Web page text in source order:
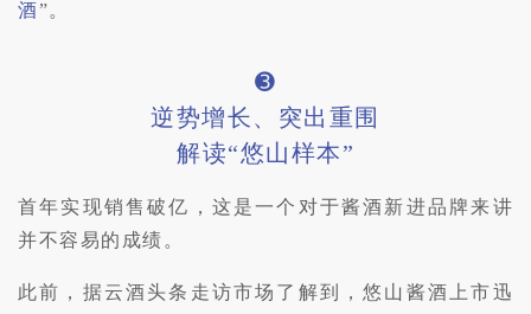
酒”。
➌
逆势增长、突出重围
解读“悠山样本”
首年实现销售破亿，这是一个对于酱酒新进品牌来讲
并不容易的成绩。
此前，据云酒头条走访市场了解到，悠山酱酒上市迅